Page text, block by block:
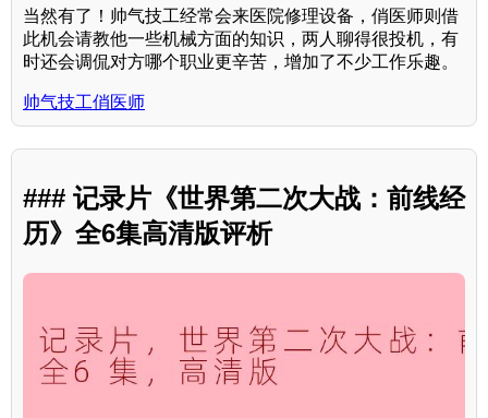
当然有了！帅气技工经常会来医院修理设备，俏医师则借
此机会请教他一些机械方面的知识，两人聊得很投机，有
时还会调侃对方哪个职业更辛苦，增加了不少工作乐趣。
帅气技工俏医师
### 记录片《世界第二次大战：前线经
历》全6集高清版评析